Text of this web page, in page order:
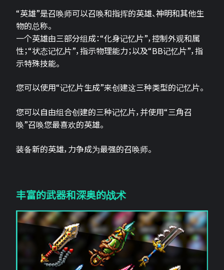
“英雄”是召唤师可以召唤和指挥的英雄、神明和其他生
物的总称。
一个英雄由三部分组成：“化身记忆片”，控制外观和属
性；“状态记忆片”，指示物理能力；以及“BB记忆片”，指
示特殊技能。
您可以使用“记忆片生成”来创建这三种类型的记忆片。
您可以自由组合创建的三种记忆片，并使用“三角召
唤”召唤您最喜欢的英雄。
装备新的英雄，力争成为最强的召唤师。
丰富的武器和深奥的战术